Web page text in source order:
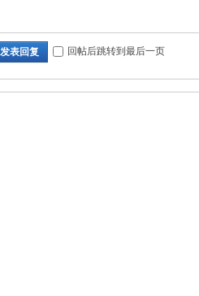
发表回复 回帖后跳转到最后一页